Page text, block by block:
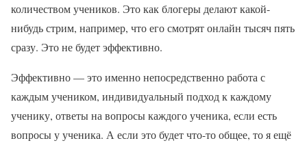
количеством учеников. Это как блогеры делают какой-
нибудь стрим, например, что его смотрят онлайн тысяч пять
сразу. Это не будет эффективно.
Эффективно — это именно непосредственно работа с
каждым учеником, индивидуальный подход к каждому
ученику, ответы на вопросы каждого ученика, если есть
вопросы у ученика. А если это будет что-то общее, то я ещё